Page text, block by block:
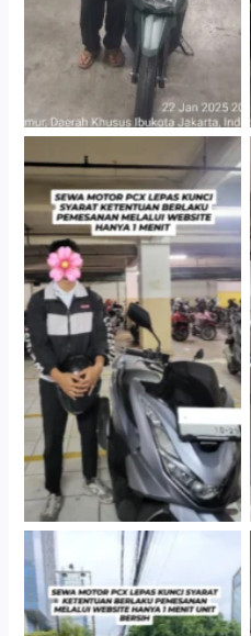
Hotel Kartika Chandra,
Jakarta Selatan